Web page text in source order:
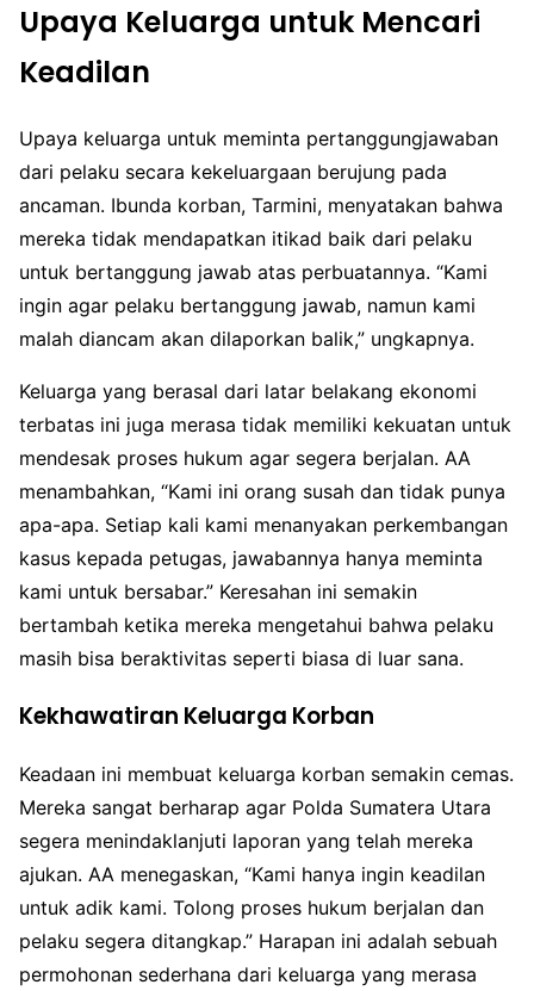
Upaya Keluarga untuk Mencari
Keadilan
Upaya keluarga untuk meminta pertanggungjawaban
dari pelaku secara kekeluargaan berujung pada
ancaman. Ibunda korban, Tarmini, menyatakan bahwa
mereka tidak mendapatkan itikad baik dari pelaku
untuk bertanggung jawab atas perbuatannya. “Kami
ingin agar pelaku bertanggung jawab, namun kami
malah diancam akan dilaporkan balik,” ungkapnya.
Keluarga yang berasal dari latar belakang ekonomi
terbatas ini juga merasa tidak memiliki kekuatan untuk
mendesak proses hukum agar segera berjalan. AA
menambahkan, “Kami ini orang susah dan tidak punya
apa-apa. Setiap kali kami menanyakan perkembangan
kasus kepada petugas, jawabannya hanya meminta
kami untuk bersabar.” Keresahan ini semakin
bertambah ketika mereka mengetahui bahwa pelaku
masih bisa beraktivitas seperti biasa di luar sana.
Kekhawatiran Keluarga Korban
Keadaan ini membuat keluarga korban semakin cemas.
Mereka sangat berharap agar Polda Sumatera Utara
segera menindaklanjuti laporan yang telah mereka
ajukan. AA menegaskan, “Kami hanya ingin keadilan
untuk adik kami. Tolong proses hukum berjalan dan
pelaku segera ditangkap.” Harapan ini adalah sebuah
permohonan sederhana dari keluarga yang merasa